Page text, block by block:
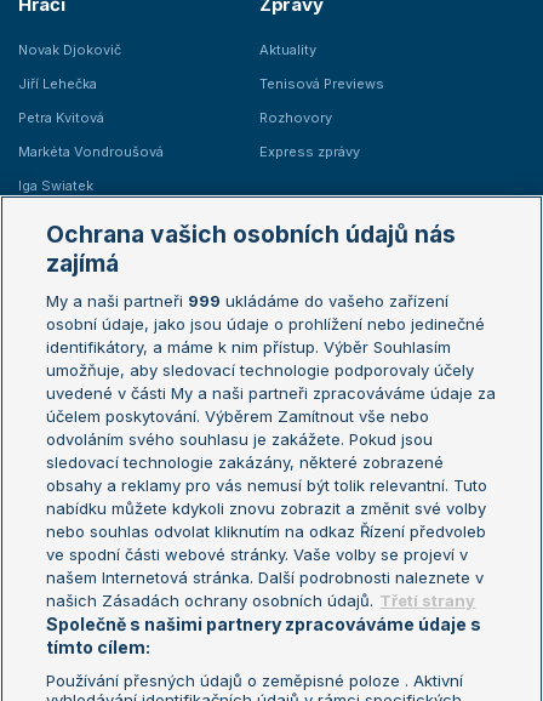
Novak Djokovič
Jiří Lehečka
Petra Kvitová
Markéta Vondroušová
Iga Swiatek
Aktuality
Tenisová Previews
Rozhovory
Express zprávy
Žebříčky
Žebříček ATP (muži)
Žebříček WTA (ženy)
Sázkařský žebříček
Australian Open
French Open
Wimbledon
US Open
Turnaj mistrů
Turnaj mistryň
Aktualní trendy
Fotbalové přestupy
Livesport Daily
LS Prague Open
Ochrana vašich osobních údajů nás
zajímá
My a naši partneři 999 ukládáme do vašeho zařízení
osobní údaje, jako jsou údaje o prohlížení nebo jedinečné
identifikátory, a máme k nim přístup. Výběr Souhlasím
umožňuje, aby sledovací technologie podporovaly účely
uvedené v části My a naši partneři zpracováváme údaje za
účelem poskytování. Výběrem Zamítnout vše nebo
odvoláním svého souhlasu je zakážete. Pokud jsou
sledovací technologie zakázány, některé zobrazené
obsahy a reklamy pro vás nemusí být tolik relevantní. Tuto
nabídku můžete kdykoli znovu zobrazit a změnit své volby
nebo souhlas odvolat kliknutím na odkaz Řízení předvoleb
ve spodní části webové stránky. Vaše volby se projeví v
našem Internetová stránka. Další podrobnosti naleznete v
našich Zásadách ochrany osobních údajů. Třetí strany
Společně s našimi partnery zpracováváme údaje s
tímto cílem:
Používání přesných údajů o zeměpisné poloze . Aktivní